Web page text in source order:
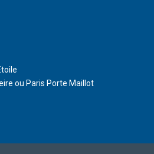
ou Paris Porte Maillot